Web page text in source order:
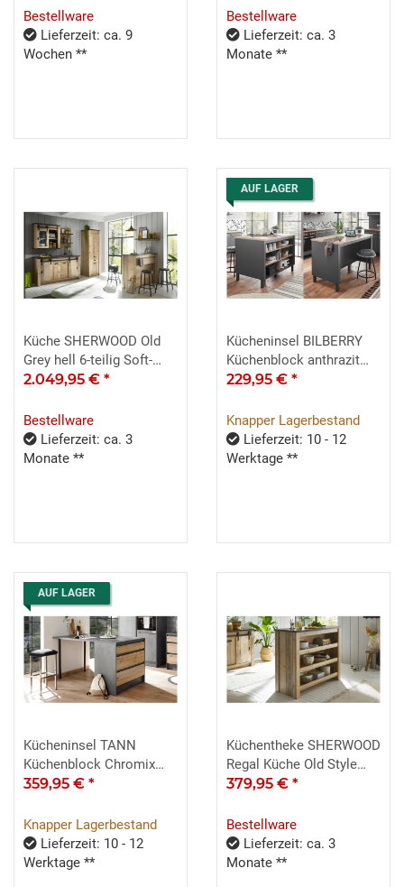
Bestellware
Lieferzeit: ca. 9
Wochen **
Bestellware
Lieferzeit: ca. 3
Monate **
Küche SHERWOOD Old
Grey hell 6-teilig Soft-
Close-Funktion
2.049,95 € *
Bestellware
Lieferzeit: ca. 3
Monate **
AUF LAGER
Kücheninsel BILBERRY
Küchenblock anthrazit
Eiche Sonoma
229,95 € *
Knapper Lagerbestand
Lieferzeit: 10 - 12
Werktage **
AUF LAGER
Kücheninsel TANN
Küchenblock Chromix
anthrazit Artisan Eiche
359,95 € *
Knapper Lagerbestand
Lieferzeit: 10 - 12
Werktage **
Küchentheke SHERWOOD
Regal Küche Old Style
hell
379,95 € *
Bestellware
Lieferzeit: ca. 3
Monate **